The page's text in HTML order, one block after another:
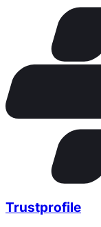
Trustprofile